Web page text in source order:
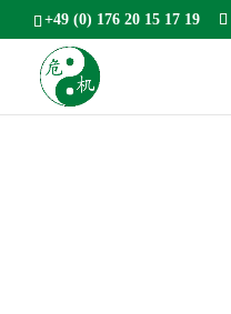
+49 (0) 176 20 15 17 19